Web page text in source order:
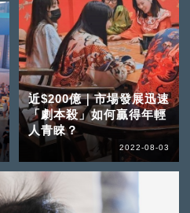
近$200億｜市場發展迅速
「劇本殺」如何贏得年輕
人青睞？
2022-08-03